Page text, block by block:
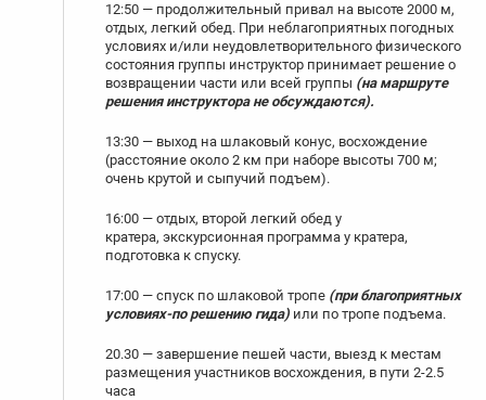
12:50 — продолжительный привал на высоте 2000 м,
отдых, легкий обед. При неблагоприятных погодных
условиях и/или неудовлетворительного физического
состояния группы инструктор принимает решение о
возвращении части или всей группы (на маршруте
решения инструктора не обсуждаются).
13:30 — выход на шлаковый конус, восхождение
(расстояние около 2 км при наборе высоты 700 м;
очень крутой и сыпучий подъем).
16:00 — отдых, второй легкий обед у
кратера, экскурсионная программа у кратера,
подготовка к спуску.
17:00 — спуск по шлаковой тропе (при благоприятных
условиях-по решению гида) или по тропе подъема.
20.30 — завершение пешей части, выезд к местам
размещения участников восхождения, в пути 2-2.5
часа